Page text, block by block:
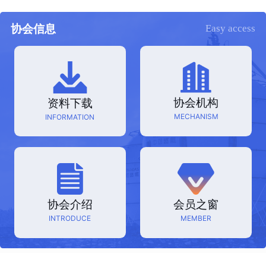
协会信息 Easy access
资料下载
INFORMATION
协会机构
MECHANISM
协会介绍
INTRODUCE
会员之窗
MEMBER